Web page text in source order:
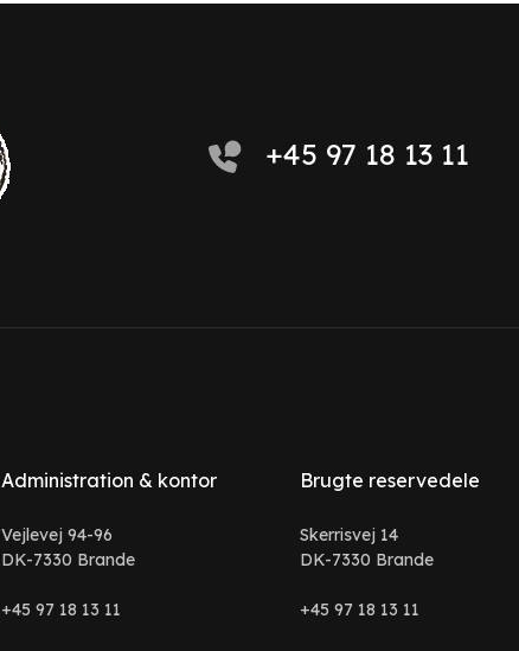
+45 97 18 13 11
Administration & kontor
Vejlevej 94-96
DK-7330 Brande
+45 97 18 13 11
Brugte reservedele
Skerrisvej 14
DK-7330 Brande
+45 97 18 13 11